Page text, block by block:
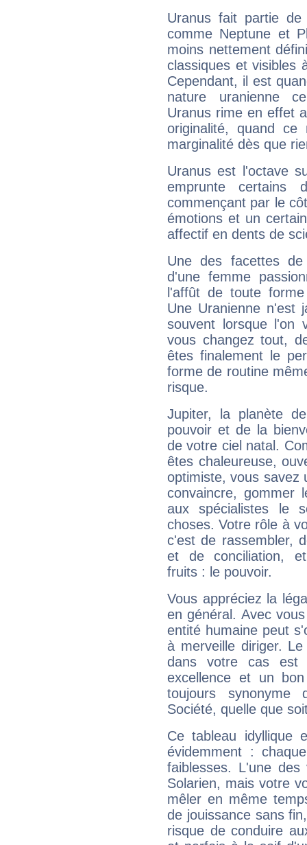
Uranus fait partie
comme Neptune et
moins nettement
classiques et visibles
Cependant, il est
nature uranienne
Uranus rime en effet
originalité, quand ce
marginalité dès que
Uranus est l'octave
emprunte
commençant par le
émotions et un
affectif en dents de
Une des facettes
d'une femme
l'affût de toute
Une Uranienne n'est
souvent lorsque l'on
vous changez tout,
êtes finalement le
forme de routine
risque.
Jupiter, la planète
pouvoir et de la
de votre ciel natal.
êtes chaleureuse,
optimiste, vous savez
convaincre, gommer
aux spécialistes le
choses. Votre rôle à
c'est de rassembler,
et de conciliation,
fruits : le pouvoir.
Vous appréciez la
en général. Avec
entité humaine peut
à merveille diriger.
dans votre cas est
excellence et un
toujours synonyme
Société, quelle que
Ce tableau idyllique
évidemment :
faiblesses. L'une
Solarien, mais votre
mêler en même
de jouissance sans
risque de conduire